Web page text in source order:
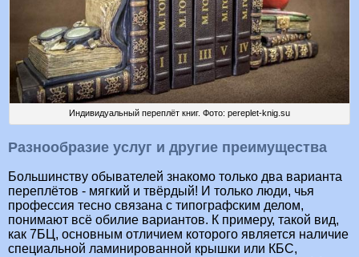
Индивидуальный переплёт книг. Фото: pereplet-knig.su
Разнообразие услуг и другие преимущества
Большинству обывателей знакомо только два варианта
переплётов - мягкий и твёрдый! И только люди, чья
профессия тесно связана с типографским делом,
понимают всё обилие вариантов. К примеру, такой вид,
как 7БЦ, основным отличием которого является наличие
специальной ламинированной крышки или КБС,